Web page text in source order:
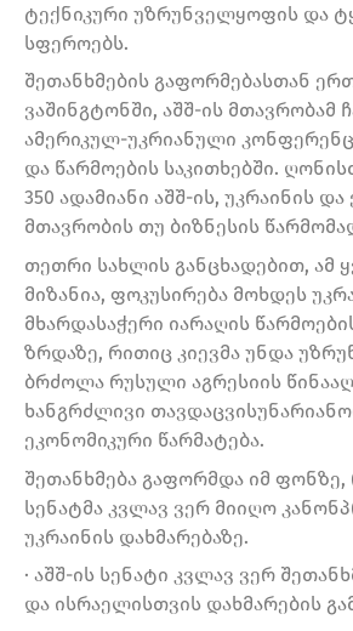
ტექნიკური უზრუნველყოფის და
სფეროებს.
შეთანხმების გაფორმებასთან
ვაშინგტონში, აშშ-ის მთავრობამ
ამერიკულ-უკრიანული
და წარმოების საკითხებში.
350 ადამიანი აშშ-ის, უკრაინის
მთავრობის თუ ბიზნესის
თეთრი სახლის განცხადებით, ამ
მიზანია, ფოკუსირება მოხდეს
მხარდასაჭერი იარაღის
ზრდაზე, რითიც კიევმა უნდა
ბრძოლა რუსული აგრესიის
ხანგრძლივი
ეკონომიკური წარმატება.
შეთანხმება გაფორმდა იმ ფონზე,
სენატმა კვლავ ვერ მიიღო
უკრაინის დახმარებაზე.
· აშშ-ის სენატი კვლავ ვერ
და ისრაელისთვის დახმარების